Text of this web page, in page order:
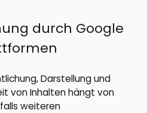
durch Google
Darstellung und
von Inhalten hängt von
weiteren